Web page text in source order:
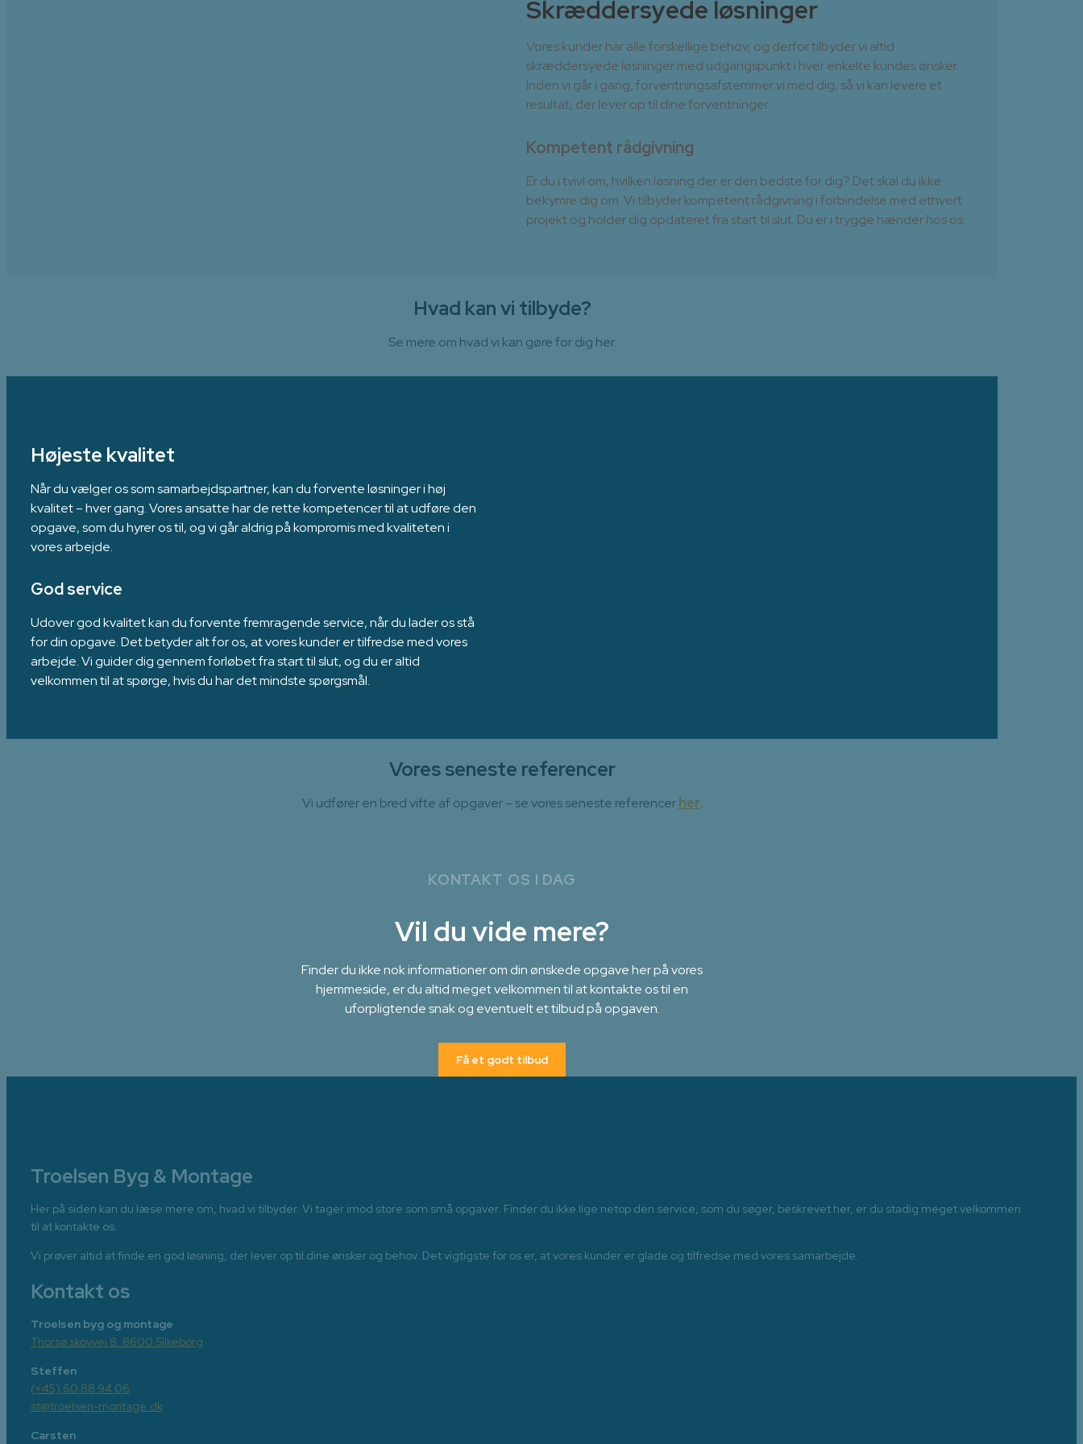
Skræddersyede løsninger
Vores kunder har alle forskellige behov, og derfor tilbyder vi altid
skræddersyede løsninger med udgangspunkt i hver enkelte kundes ønsker.
Inden vi går i gang, forventningsafstemmer vi med dig, så vi kan levere et
resultat, der lever op til dine forventninger.
Kompetent rådgivning
Er du i tvivl om, hvilken løsning der er den bedste for dig? Det skal du ikke
bekymre dig om. Vi tilbyder kompetent rådgivning i forbindelse med ethvert
projekt og holder dig opdateret fra start til slut. Du er i trygge hænder hos os.
Hvad kan vi tilbyde?
Se mere om hvad vi kan gøre for dig her.
Højeste kvalitet
Når du vælger os som samarbejdspartner, kan du forvente løsninger i høj
kvalitet – hver gang. Vores ansatte har de rette kompetencer til at udføre den
opgave, som du hyrer os til, og vi går aldrig på kompromis med kvaliteten i
vores arbejde.
God service
Udover god kvalitet kan du forvente fremragende service, når du lader os stå
for din opgave. Det betyder alt for os, at vores kunder er tilfredse med vores
arbejde. Vi guider dig gennem forløbet fra start til slut, og du er altid
velkommen til at spørge, hvis du har det mindste spørgsmål.
Vores seneste referencer
Vi udfører en bred vifte af opgaver – se vores seneste referencerher.
KONTAKT OS I DAG
Vil du vide mere?
Finder du ikke nok informationer om din ønskede opgave her på vores
hjemmeside, er du altid meget velkommen til at kontakte os til en
uforpligtende snak og eventuelt et tilbud på opgaven.
Få et godt tilbud
Troelsen Byg & Montage
Her på siden kan du læse mere om, hvad vi tilbyder. Vi tager imod store som små opgaver. Finder du ikke lige netop den service, som du søger, beskrevet her, er du stadig meget velkommen
til at kontakte os.
Vi prøver altid at finde en god løsning, der lever op til dine ønsker og behov. Det vigtigste for os er, at vores kunder er glade og tilfredse med vores samarbejde.
Kontakt os
Troelsen byg og montage
Thorsø skovvej 8. 8600 Silkeborg
Steffen
(+45) 60 88 94 06
st@troelsen-montage.dk
Carsten